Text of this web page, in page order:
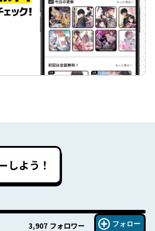
しよう！
3,907 フォロワー フォロー